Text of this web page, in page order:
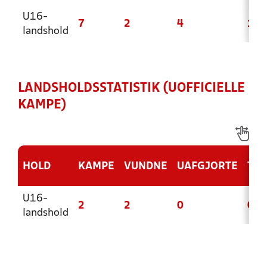
U16-
landshold
7 2 4 1
LANDSHOLDSSTATISTIK (UOFFICIELLE
KAMPE)
HOLD KAMPE VUNDNE UAFGJORTE
U16-
landshold
2 2 0 0